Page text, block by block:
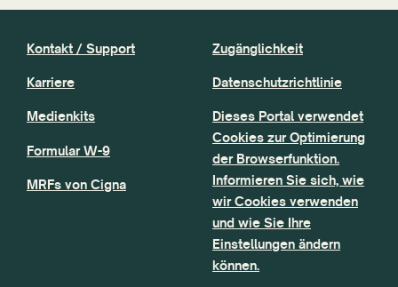
Kontakt / Support
Karriere
Medienkits
Formular W-9
MRFs von Cigna
Zugänglichkeit
Datenschutzrichtlinie
Dieses Portal verwendet
Cookies zur Optimierung
der Browserfunktion.
Informieren Sie sich, wie
wir Cookies verwenden
und wie Sie Ihre
Einstellungen ändern
können.